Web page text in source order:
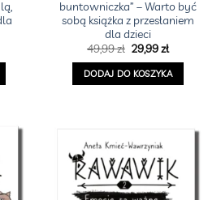
zł.
buntowniczka” – Warto być
sobą książka z przesłaniem
dla dzieci
49,99zł Pierwotna
cena
wynosiła:
49,99 zł.
29,99złAktualna
wynosi:
29,99 zł.
DODAJ DO KOSZYKA